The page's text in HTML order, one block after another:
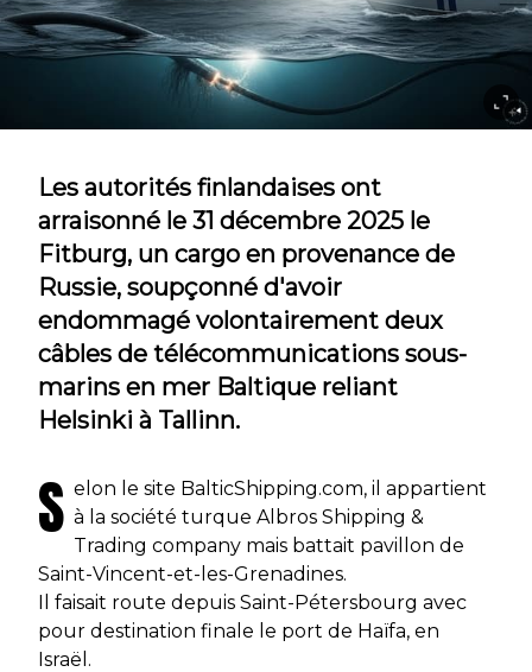
Les autorités finlandaises ont
arraisonné le 31 décembre 2025 le
Fitburg, un cargo en provenance de
Russie, soupçonné d'avoir
endommagé volontairement deux
câbles de télécommunications sous-
marins en mer Baltique reliant
Helsinki à Tallinn.
S elon le site BalticShipping.com, il appartient
à la société turque Albros Shipping &
Trading company mais battait pavillon de
Saint-Vincent-et-les-Grenadines.
Il faisait route depuis Saint-Pétersbourg avec
pour destination finale le port de Haïfa, en
Israël.